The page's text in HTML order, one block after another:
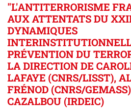
"L'ANTITERRORISME
AUX ATTENTATS DU
DYNAMIQUES
PRÉVENTION DU
LA DIRECTION DE
LAFAYE (CNRS/LISST),
FRÉNOD (CNRS/
CAZALBOU (IRDEIC)